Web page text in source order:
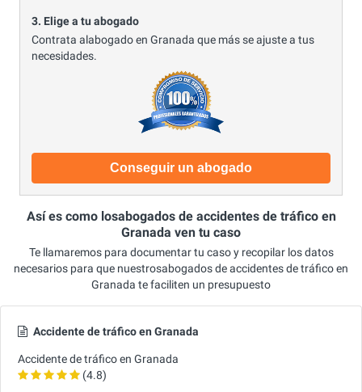
3. Elige a tu abogado
Contrata alabogado en Granada que más se ajuste a tus
necesidades.
Conseguir un abogado
Así es como losabogados de accidentes de tráfico en
Granada ven tu caso
Te llamaremos para documentar tu caso y recopilar los datos
necesarios para que nuestrosabogados de accidentes de tráfico en
Granada te faciliten un presupuesto
Accidente de tráfico en Granada
Accidente de tráfico en Granada
(4.8)